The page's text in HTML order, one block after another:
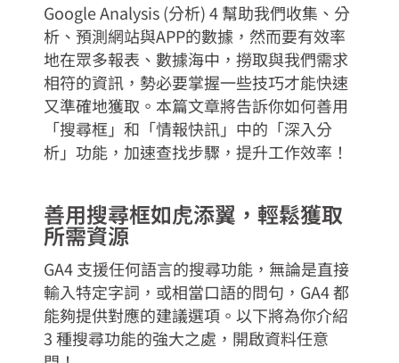
Google Analysis (分析) 4 幫助我們收集、分
析、預測網站與APP的數據，然而要有效率
地在眾多報表、數據海中，撈取與我們需求
相符的資訊，勢必要掌握一些技巧才能快速
又準確地獲取。本篇文章將告訴你如何善用
「搜尋框」和「情報快訊」中的「深入分
析」功能，加速查找步驟，提升工作效率！
善用搜尋框如虎添翼，輕鬆獲取
所需資源
GA4 支援任何語言的搜尋功能，無論是直接
輸入特定字詞，或相當口語的問句，GA4 都
能夠提供對應的建議選項。以下將為你介紹
3 種搜尋功能的強大之處，開啟資料任意